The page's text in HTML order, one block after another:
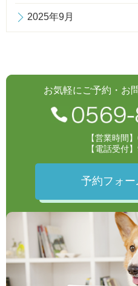
2025年9月
お気軽にご予約・お
【営業時間
【電話受付
予約フォー